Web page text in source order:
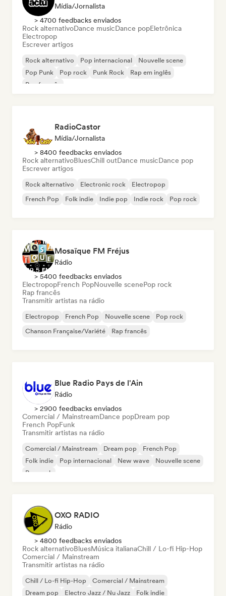
Mídia/Jornalista
> 4700 feedbacks enviados
Rock alternativoDance musicDance popEletrônica
Electropop
Escrever artigos
Rock alternativo Pop internacional
Nouvelle scene
Pop Punk
Pop rock Punk Rock
Rap em inglês
Rap francês
RadioCastor
Mídia/Jornalista
> 8400 feedbacks enviados
Rock alternativoBluesChill outDance musicDance pop
Escrever artigos
Rock alternativo Electronic rock
Electropop
French Pop
Folk indie Indie pop Indie rock Pop rock
Mosaïque FM Fréjus
Rádio
> 5400 feedbacks enviados
ElectropopFrench PopNouvelle scenePop rock
Rap francês
Transmitir artistas na rádio
Electropop French Pop Nouvelle scene
Pop rock
Chanson Française/Variété
Rap francês
Blue Radio Pays de l'Ain
Rádio
> 2900 feedbacks enviados
Comercial / MainstreamDance popDream pop
French PopFunk
Transmitir artistas na rádio
Comercial / Mainstream Dream pop
French Pop
Folk indie
Pop internacional New wave
Nouvelle scene
Pop rock
OXO RADIO
Rádio
> 4800 feedbacks enviados
Rock alternativoBluesMúsica italianaChill / Lo-fi Hip-Hop
Comercial / Mainstream
Transmitir artistas na rádio
Chill / Lo-fi Hip-Hop
Comercial / Mainstream
Dream pop
Electro Jazz / Nu Jazz Folk indie